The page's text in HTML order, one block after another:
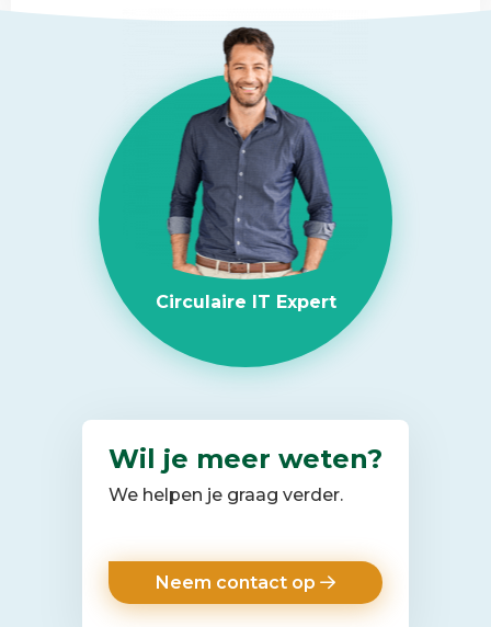
overgenomen
Circulaire IT Expert
Wil je meer weten?
We helpen je graag verder.
Neem contact op